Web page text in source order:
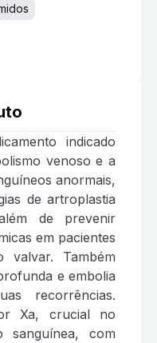
indicado
venoso e a
anormais,
de artroplastia
de prevenir
em pacientes
valvar. Também
e embolia
recorrências.
Xa, crucial no
sanguínea, com